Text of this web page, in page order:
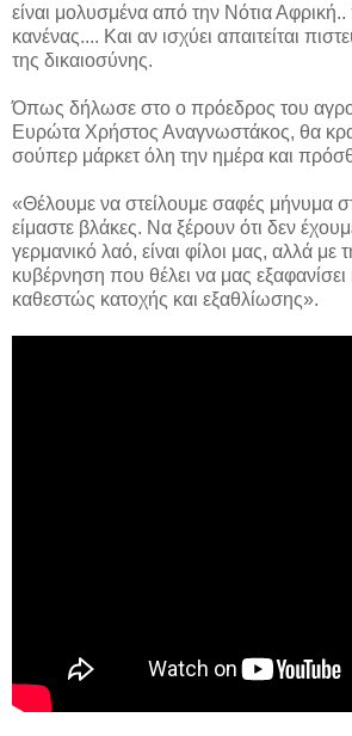
είναι μολυσμένα από την Νότια
κανένας.... Και αν ισχύει απαιτείται
της δικαιοσύνης.
Όπως δήλωσε στο ο πρόεδρος του
Ευρώτα Χρήστος Αναγνωστάκος, θα
σούπερ μάρκετ όλη την ημέρα και
«Θέλουμε να στείλουμε σαφές μήνυμα
είμαστε βλάκες. Να ξέρουν ότι δεν
γερμανικό λαό, είναι φίλοι μας, αλλά με
κυβέρνηση που θέλει να μας εξαφανίσει
καθεστώς κατοχής και εξαθλίωσης».